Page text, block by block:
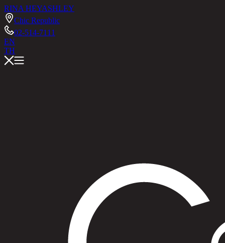
RINA HEYASHLEY
Chic Republic
02-514-7111
EN
TH